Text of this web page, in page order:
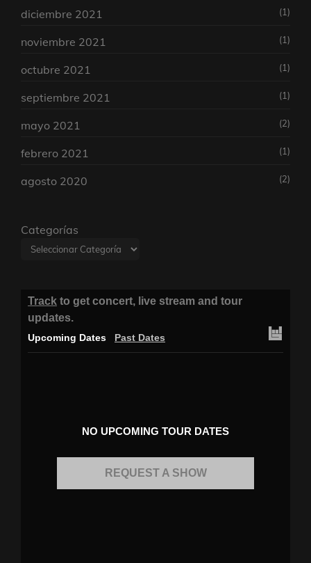
diciembre 2021 (1)
noviembre 2021 (1)
octubre 2021 (1)
septiembre 2021 (1)
mayo 2021 (2)
febrero 2021 (1)
agosto 2020 (2)
Categorías
Track to get concert, live stream and tour
updates.
Upcoming Dates Past Dates
NO UPCOMING TOUR DATES
REQUEST A SHOW